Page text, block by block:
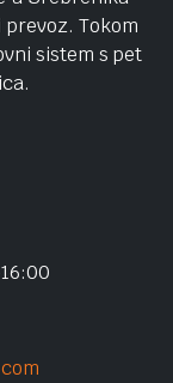
Tokom
sistem s pet